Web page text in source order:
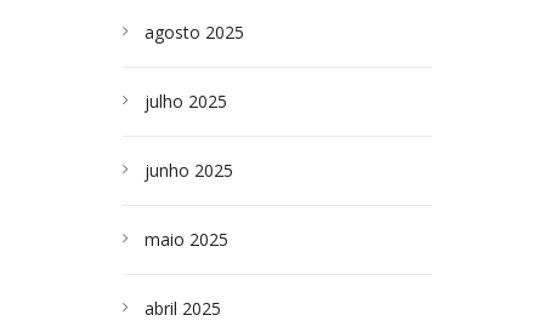
agosto 2025
julho 2025
junho 2025
maio 2025
abril 2025